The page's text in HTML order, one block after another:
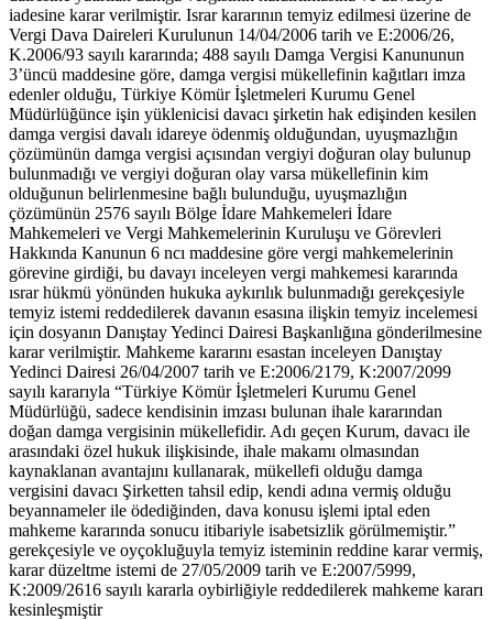
iadesine karar verilmiştir. Israr kararının temyiz edilmesi üzerine de
Vergi Dava Daireleri Kurulunun 14/04/2006 tarih ve E:2006/26,
K.2006/93 sayılı kararında; 488 sayılı Damga Vergisi Kanununun
3’üncü maddesine göre, damga vergisi mükellefinin kağıtları imza
edenler olduğu, Türkiye Kömür İşletmeleri Kurumu Genel
Müdürlüğünce işin yüklenicisi davacı şirketin hak edişinden kesilen
damga vergisi davalı idareye ödenmiş olduğundan, uyuşmazlığın
çözümünün damga vergisi açısından vergiyi doğuran olay bulunup
bulunmadığı ve vergiyi doğuran olay varsa mükellefinin kim
olduğunun belirlenmesine bağlı bulunduğu, uyuşmazlığın
çözümünün 2576 sayılı Bölge İdare Mahkemeleri İdare
Mahkemeleri ve Vergi Mahkemelerinin Kuruluşu ve Görevleri
Hakkında Kanunun 6 ncı maddesine göre vergi mahkemelerinin
görevine girdiği, bu davayı inceleyen vergi mahkemesi kararında
ısrar hükmü yönünden hukuka aykırılık bulunmadığı gerekçesiyle
temyiz istemi reddedilerek davanın esasına ilişkin temyiz incelemesi
için dosyanın Danıştay Yedinci Dairesi Başkanlığına gönderilmesine
karar verilmiştir. Mahkeme kararını esastan inceleyen Danıştay
Yedinci Dairesi 26/04/2007 tarih ve E:2006/2179, K:2007/2099
sayılı kararıyla “Türkiye Kömür İşletmeleri Kurumu Genel
Müdürlüğü, sadece kendisinin imzası bulunan ihale kararından
doğan damga vergisinin mükellefidir. Adı geçen Kurum, davacı ile
arasındaki özel hukuk ilişkisinde, ihale makamı olmasından
kaynaklanan avantajını kullanarak, mükellefi olduğu damga
vergisini davacı Şirketten tahsil edip, kendi adına vermiş olduğu
beyannameler ile ödediğinden, dava konusu işlemi iptal eden
mahkeme kararında sonucu itibariyle isabetsizlik görülmemiştir.”
gerekçesiyle ve oyçokluğuyla temyiz isteminin reddine karar vermiş,
karar düzeltme istemi de 27/05/2009 tarih ve E:2007/5999,
K:2009/2616 sayılı kararla oybirliğiyle reddedilerek mahkeme kararı
kesinleşmiştir